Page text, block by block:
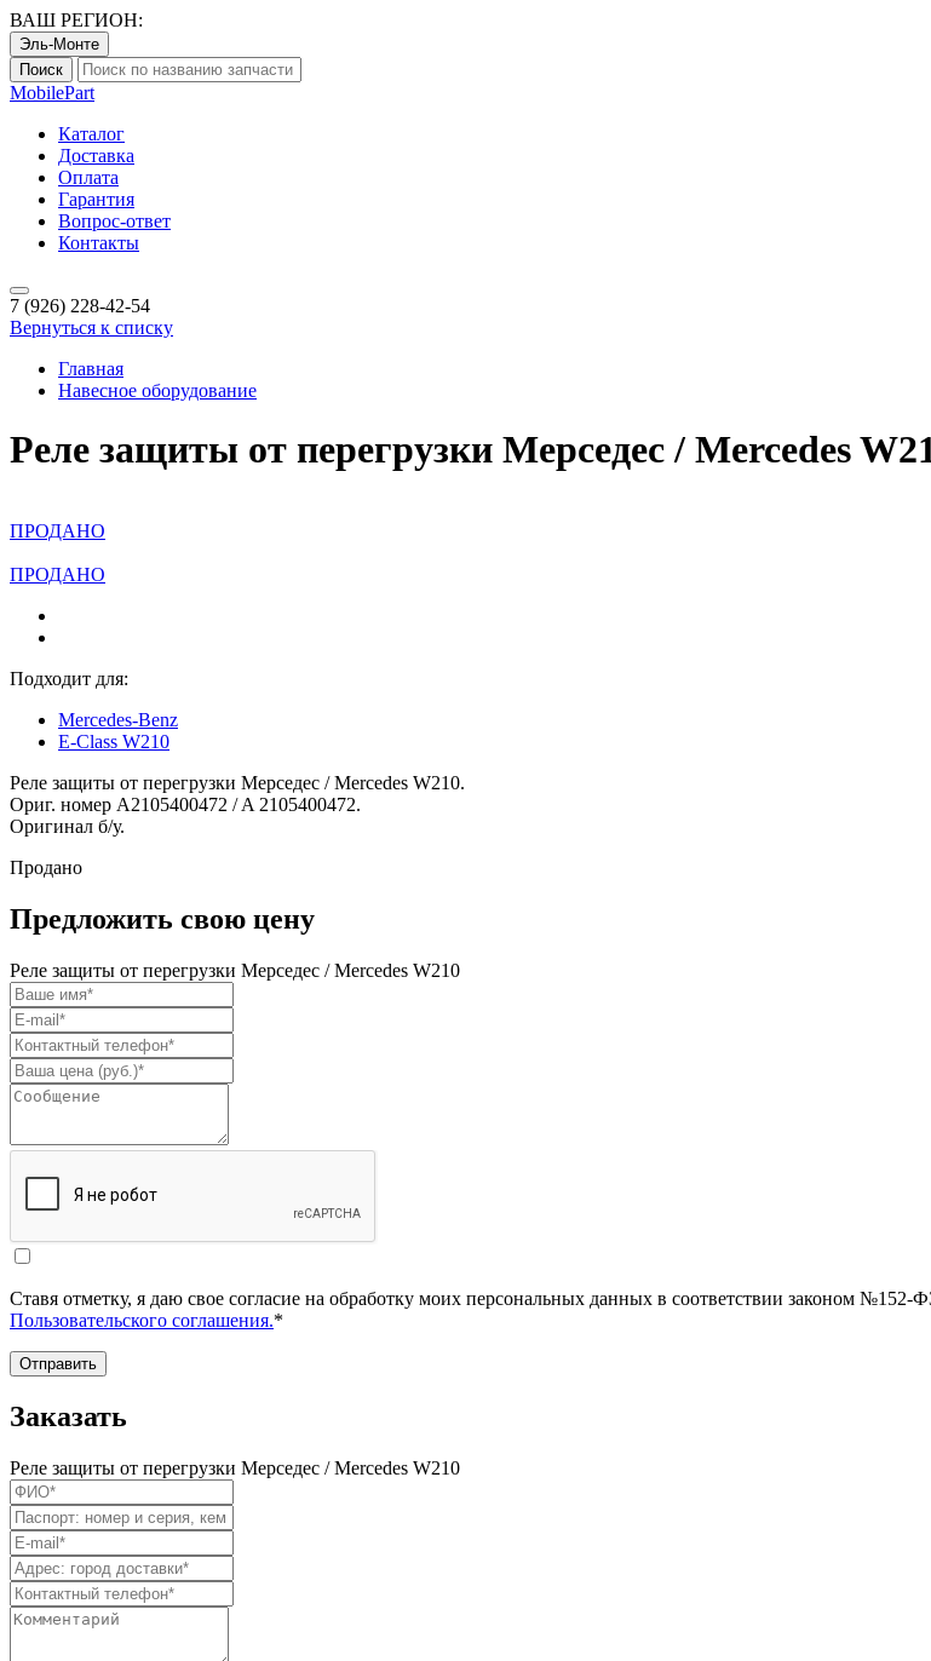
ВАШ РЕГИОН:
Эль-Монте
Поиск
MobilePart
Каталог
Доставка
Оплата
Гарантия
Вопрос-ответ
Контакты
7 (926) 228-42-54
Вернуться к списку
Главная
Навесное оборудование
Реле защиты от перегрузки Мерседес / Mercedes
ПРОДАНО
ПРОДАНО
Подходит для:
Mercedes-Benz
E-Class W210
Реле защиты от перегрузки Мерседес / Mercedes W210.
Ориг. номер A2105400472 / A 2105400472.
Оригинал б/у.
Продано
Предложить свою цену
Реле защиты от перегрузки Мерседес / Mercedes W210
Ставя отметку, я даю свое согласие на обработку моих персональных данных в соответствии законом
Пользовательского соглашения.*
Отправить
Заказать
Реле защиты от перегрузки Мерседес / Mercedes W210